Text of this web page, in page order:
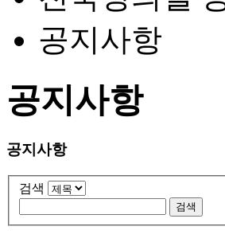
공지사항
공지사항
공지사항
검색